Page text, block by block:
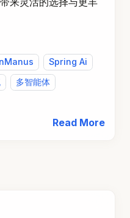
Spring Ai
多智能体
Read More